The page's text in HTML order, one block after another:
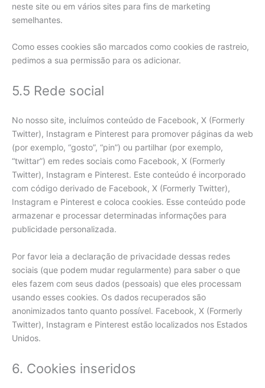
neste site ou em vários sites para fins de marketing
semelhantes.
Como esses cookies são marcados como cookies de rastreio,
pedimos a sua permissão para os adicionar.
5.5 Rede social
No nosso site, incluímos conteúdo de Facebook, X (Formerly
Twitter), Instagram e Pinterest para promover páginas da web
(por exemplo, “gosto”, “pin”) ou partilhar (por exemplo,
“twittar”) em redes sociais como Facebook, X (Formerly
Twitter), Instagram e Pinterest. Este conteúdo é incorporado
com código derivado de Facebook, X (Formerly Twitter),
Instagram e Pinterest e coloca cookies. Esse conteúdo pode
armazenar e processar determinadas informações para
publicidade personalizada.
Por favor leia a declaração de privacidade dessas redes
sociais (que podem mudar regularmente) para saber o que
eles fazem com seus dados (pessoais) que eles processam
usando esses cookies. Os dados recuperados são
anonimizados tanto quanto possível. Facebook, X (Formerly
Twitter), Instagram e Pinterest estão localizados nos Estados
Unidos.
6. Cookies inseridos